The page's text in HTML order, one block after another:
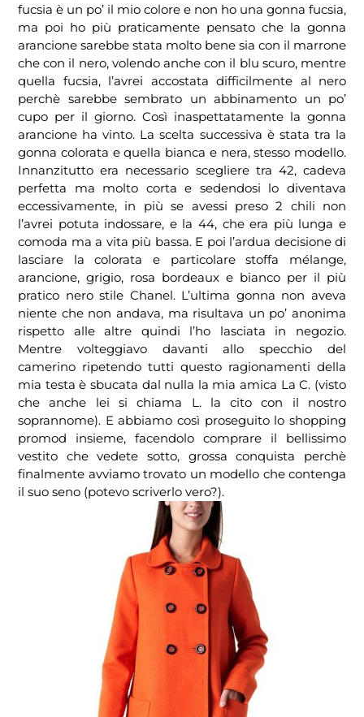
fucsia è un po’ il mio colore e non ho una gonna fucsia,
ma poi ho più praticamente pensato che la gonna
arancione sarebbe stata molto bene sia con il marrone
che con il nero, volendo anche con il blu scuro, mentre
quella fucsia, l’avrei accostata difficilmente al nero
perchè sarebbe sembrato un abbinamento un po’
cupo per il giorno. Così inaspettatamente la gonna
arancione ha vinto. La scelta successiva è stata tra la
gonna colorata e quella bianca e nera, stesso modello.
Innanzitutto era necessario scegliere tra 42, cadeva
perfetta ma molto corta e sedendosi lo diventava
eccessivamente, in più se avessi preso 2 chili non
l’avrei potuta indossare, e la 44, che era più lunga e
comoda ma a vita più bassa. E poi l’ardua decisione di
lasciare la colorata e particolare stoffa mélange,
arancione, grigio, rosa bordeaux e bianco per il più
pratico nero stile Chanel. L’ultima gonna non aveva
niente che non andava, ma risultava un po’ anonima
rispetto alle altre quindi l’ho lasciata in negozio.
Mentre volteggiavo davanti allo specchio del
camerino ripetendo tutti questo ragionamenti della
mia testa è sbucata dal nulla la mia amica La C. (visto
che anche lei si chiama L. la cito con il nostro
soprannome). E abbiamo così proseguito lo shopping
promod insieme, facendolo comprare il bellissimo
vestito che vedete sotto, grossa conquista perchè
finalmente avviamo trovato un modello che contenga
il suo seno (potevo scriverlo vero?).